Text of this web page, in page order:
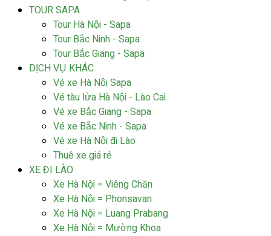
TOUR SAPA
Tour Hà Nội - Sapa
Tour Bắc Ninh - Sapa
Tour Bắc Giang - Sapa
DỊCH VỤ KHÁC
Vé xe Hà Nội Sapa
Vé tàu lửa Hà Nội - Lào Cai
Vé xe Bắc Giang - Sapa
Vé xe Bắc Ninh - Sapa
Vé xe Hà Nội đi Lào
Thuê xe giá rẻ
XE ĐI LÀO
Xe Hà Nội = Viêng Chăn
Xe Hà Nội = Phonsavan
Xe Hà Nội = Luang Prabang
Xe Hà Nội = Mường Khoa